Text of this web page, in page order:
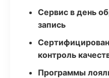
Сервис в день
запись
контроль
Программы